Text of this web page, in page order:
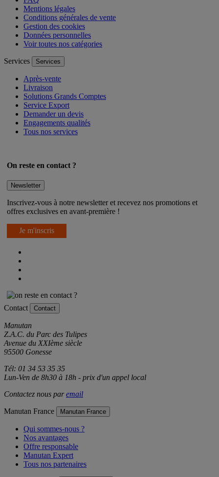
Mentions légales
Conditions générales de vente
Gestion des cookies
Données personnelles
Voir toutes nos catégories
Services Services
Après-vente
Livraison
Solutions Grands Comptes
Service Export
Demander un devis
Engagements qualités
Tous nos services
On reste en contact ?
Newsletter
Inscrivez-vous à notre newsletter et recevez nos promotions et
offres exclusives en avant-première !
Je m'inscris
Contact Contact
Manutan
Z.A.C. du Parc des Tulipes
Avenue du XXIème siècle
95500 Gonesse
Tél: 01 34 53 35 35
Lun-Ven de 8h30 à 18h - prix d'un appel local
Contactez nous paremail
Manutan France Manutan France
Qui sommes-nous ?
Nos avantages
Offre responsable
Manutan Expert
Tous nos partenaires